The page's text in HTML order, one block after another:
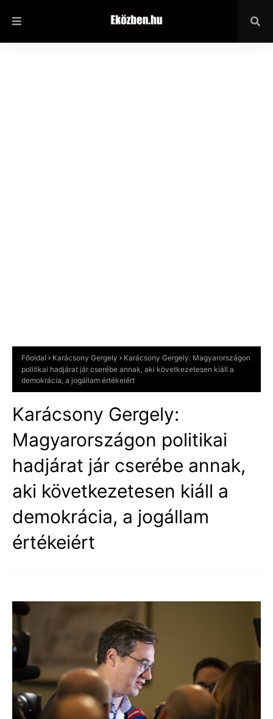
Főoldal Karácsony Gergely
Karácsony Gergely: Magyarországon
politikai hadjárat jár cserébe annak, aki következetesen kiáll a
demokrácia, a jogállam értékeiért
Karácsony Gergely:
Magyarországon politikai
hadjárat jár cserébe annak,
aki következetesen kiáll a
demokrácia, a jogállam
értékeiért